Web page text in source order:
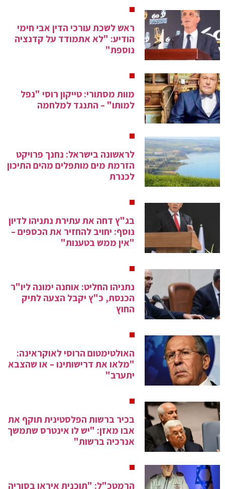
ראש לשכת עורכי הדין אבי חימי
הודיע: "לא אתמודד על קדנציה
נוספת"
מוות מסתורי: טייקון רוסי "נפל
למותו" – התנגד למלחמה
לראשונה בישראל: נחנך פרויקט
הזרמת מים מותפלים מהים התיכון
לכנרת
בג"ץ דחה את עתירת נתניהו לדיון
נוסף: יחויב להחזיר את הכספים –
"אין ממש בטענות"
נתניהו החליט: אוחנה ימונה ליו"ר
הכנסת, כ"ץ יקבל הצעה לתיק
החוץ
האולטימטום הרוסי לאוקראינה:
"מלאו את דרישותינו – או שהצבא
יתערב"
בכיר ברשות הפלסטינית תוקף את
אבו מאזן: "יש לו אינטרס שתמשך
אנרכיה ברשות"
הרמטכ"ל: "תוכנית איראן בסוריה